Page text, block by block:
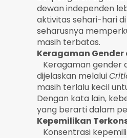
dewan independen
aktivitas sehari-hari
seharusnya
masih terbatas.
Keragaman Gender
Keragaman gender
dijelaskan melalui
masih terlalu kecil
Dengan kata lain,
yang berarti dalam
Kepemilikan
Konsentrasi